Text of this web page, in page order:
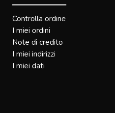
Controlla ordine
I miei ordini
Note di credito
I miei indirizzi
I miei dati